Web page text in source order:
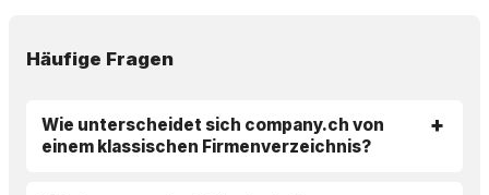
Häufige Fragen
Wie unterscheidet sich company.ch von
einem klassischen Firmenverzeichnis?